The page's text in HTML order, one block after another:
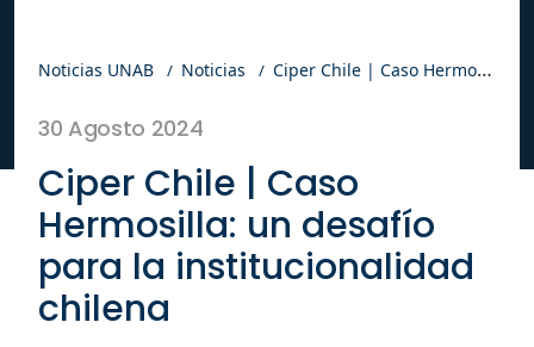
Noticias UNAB Noticias Ciper Chile | Caso Hermosilla: un desafío para la institucionalidad chilena
30 Agosto 2024
Ciper Chile | Caso
Hermosilla: un desafío
para la institucionalidad
chilena